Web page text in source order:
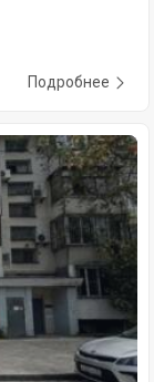
Подробнее